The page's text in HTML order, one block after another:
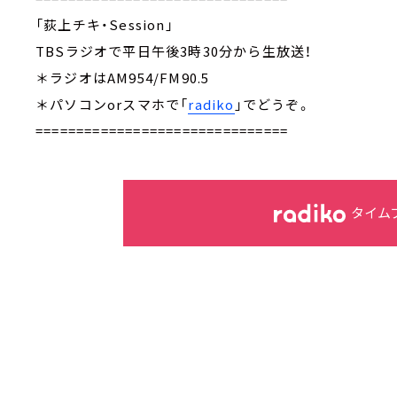
「荻上チキ・Session」
TBSラジオで平日午後3時30分から生放送！
＊ラジオはAM954/FM90.5
＊パソコンorスマホで「radiko 」でどうぞ。
===============================
タイム